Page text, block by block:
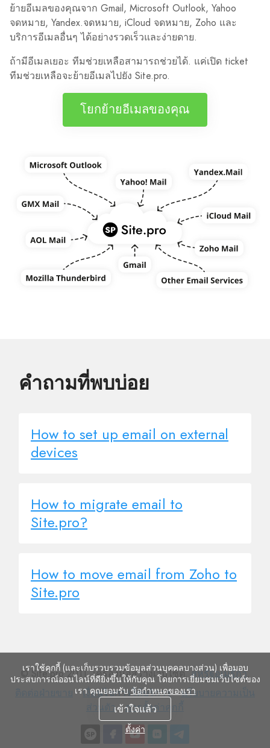
ย้ายอีเมลของคุณจาก Gmail, Microsoft Outlook, Yahoo
จดหมาย, Yandex.จดหมาย, iCloud จดหมาย, Zoho และ
บริการอีเมลอื่นๆ ได้อย่างรวดเร็วและง่ายดาย.
ถ้ามีอีเมลเยอะ ทีมช่วยเหลือสามารถช่วยได้. แค่เปิด ticket
ทีมช่วยเหลือจะย้ายอีเมลไปยัง Site.pro.
โยกย้ายอีเมลของคุณ
คำถามที่พบบ่อย
How to set up email on external
devices
How to migrate email to
Site.pro?
How to move email from Zoho to
Site.pro
© Site.pro 2011. เครื่องมือสร้างเว็บไซต์.สหรัฐอเมริกา.
เงื่อนไข
ให้
บริการ
เงื่อนไขการให้บริการ
นโยบาย
นโยบายความเป็น
ส่วนตัว
การ
ตั้ง
ค่า
การตั้งค่าคุกกี้
เราใช้คุกกี้ (และเก็บรวบรวมข้อมูลส่วนบุคคลบางส่วน) เพื่อมอบ
ประสบการณ์ออนไลน์ที่ดียิ่งขึ้นให้กับคุณ โดยการเยี่ยมชมเว็บไซต์ของ
เรา คุณยอมรับ ข้อกำหนดของเรา
เข้าใจแล้ว
ตั้งค่า